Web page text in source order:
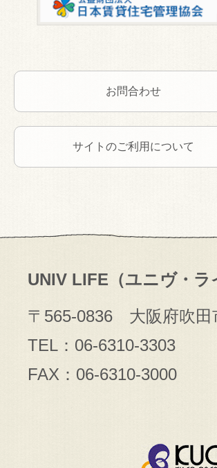
お問合わせ
サイトのご利用について
UNIV LIFE（ユニヴ・ラ
〒565-0836 大阪府吹田
TEL：06-6310-3303
FAX：06-6310-3000